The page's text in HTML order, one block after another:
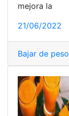
mejora la
21/06/2022
Bajar de peso